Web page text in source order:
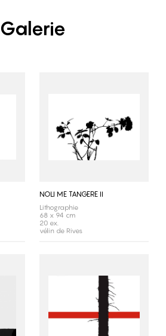
Galerie
NOLI ME TANGERE II
Lithographie
68 x 94 cm
20 ex.
vélin de Rives